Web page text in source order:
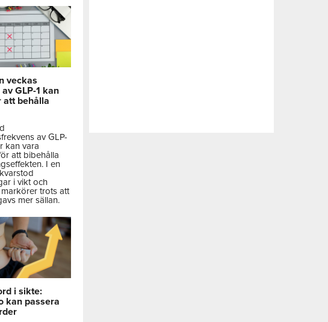
veckas
GLP-1 kan
att behålla
av GLP-
kan vara
att bibehålla
I en
i vikt och
trots att
mer sällan.
i sikte:
kan passera